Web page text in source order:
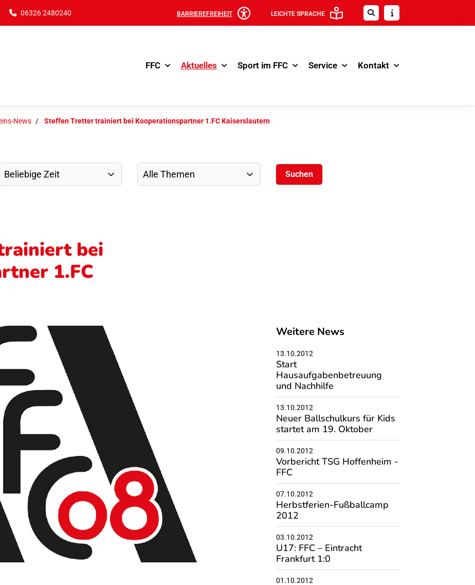
06326 2480240 BARRIEREFREIHEIT LEICHTE SPRACHE
FFC Aktuelles Sport im FFC Service Kontakt
News Steffen Tretter trainiert bei Kooperationspartner 1.FC Kaiserslautern
bei
1.FC
Weitere News
13.10.2012
Start
Hausaufgabenbetreuung
und Nachhilfe
13.10.2012
Neuer Ballschulkurs für Kids
startet am 19. Oktober
09.10.2012
Vorbericht TSG Hoffenheim -
FFC
07.10.2012
Herbstferien-Fußballcamp
2012
03.10.2012
U17: FFC – Eintracht
Frankfurt 1:0
01.10.2012